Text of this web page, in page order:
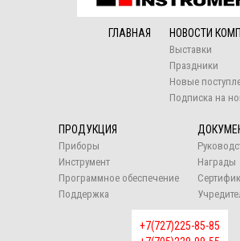
ГЛАВНАЯ НОВОСТИ
Выставки
Праздники
Новые
Подписка на
ПРОДУКЦИЯ
Приборы
Инструмент
Программное обеспечение
Поддержка
Награды
+7(727)225-85-85